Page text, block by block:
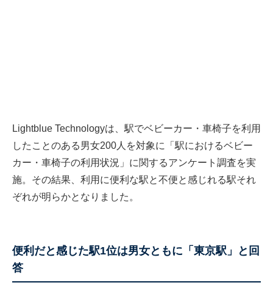
Lightblue Technologyは、駅でベビーカー・車椅子を利用
したことのある男女200人を対象に「駅におけるベビー
カー・車椅子の利用状況」に関するアンケート調査を実
施。その結果、利用に便利な駅と不便と感じれる駅それ
ぞれが明らかとなりました。
便利だと感じた駅1位は男女ともに「東京駅」と回
答